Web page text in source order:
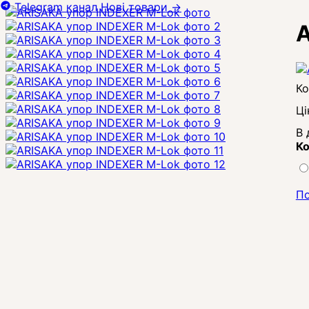
В
Telegram канал Нові товари→